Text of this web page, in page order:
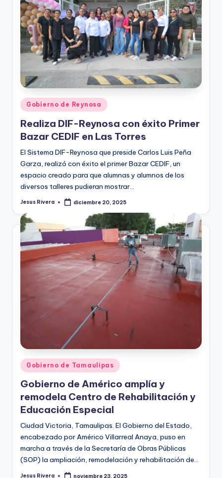
Publicado
en
Gobierno de Reynosa
Realiza DIF-Reynosa con éxito Primer
Bazar CEDIF en Las Torres
El Sistema DIF-Reynosa que preside Carlos Luis Peña
Garza, realizó con éxito el primer Bazar CEDIF, un
espacio creado para que alumnas y alumnos de los
diversos talleres pudieran mostrar…
Publicado
Jesus Rivera diciembre 20, 2025
Publicado
en
Gobierno de Tamaulipas
Gobierno de Américo amplía y
remodela Centro de Rehabilitación y
Educación Especial
Ciudad Victoria, Tamaulipas. El Gobierno del Estado,
encabezado por Américo Villarreal Anaya, puso en
marcha a través de la Secretaría de Obras Públicas
(SOP) la ampliación, remodelación y rehabilitación de…
Jesus Rivera noviembre 23, 2025